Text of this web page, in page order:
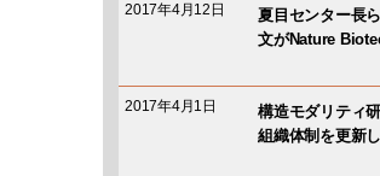
2017年4月12日
夏目センター長
文がNature
2017年4月1日
構造モダリティ
組織体制を更新し